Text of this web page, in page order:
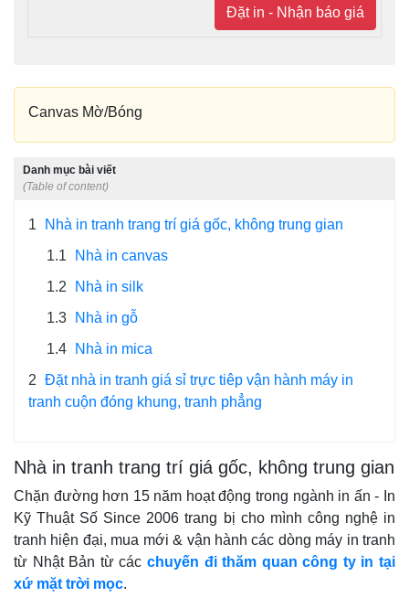
Đặt in - Nhận báo giá
Canvas Mờ/Bóng
Danh mục bài viết
(Table of content)
1
Nhà in tranh trang trí giá gốc, không trung gian
1.1
Nhà in canvas
1.2
Nhà in silk
1.3
Nhà in gỗ
1.4
Nhà in mica
2 Đặt nhà in tranh giá sỉ trực tiêp vận hành máy in
tranh cuộn đóng khung, tranh phẳng
Nhà in tranh trang trí giá gốc, không trung gian
Chặn đường hơn 15 năm hoạt động trong ngành in ấn - In
Kỹ Thuật Số Since 2006 trang bị cho mình công nghệ in
tranh hiện đại, mua mới & vận hành các dòng máy in tranh
từ Nhật Bản từ các chuyến đi thăm quan công ty in tại
xứ mặt trời mọc.